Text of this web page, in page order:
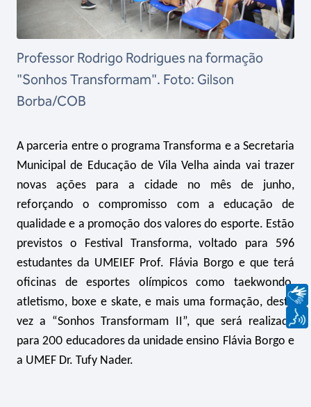
Professor Rodrigo Rodrigues na formação
"Sonhos Transformam". Foto: Gilson
Borba/COB
A parceria entre o programa Transforma e a Secretaria
Municipal de Educação de Vila Velha ainda vai trazer
novas ações para a cidade no mês de junho,
reforçando o compromisso com a educação de
qualidade e a promoção dos valores do esporte. Estão
previstos o Festival Transforma, voltado para 596
estudantes da UMEIEF Prof. Flávia Borgo e que terá
oficinas de esportes olímpicos como taekwondo,
atletismo, boxe e skate, e mais uma formação, desta
vez a “Sonhos Transformam II”, que será realizada
para 200 educadores da unidade ensino Flávia Borgo e
a UMEF Dr. Tufy Nader.